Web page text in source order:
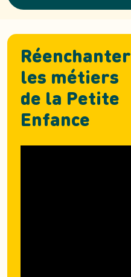
Réenchanter
les métiers
de la Petite
Enfance